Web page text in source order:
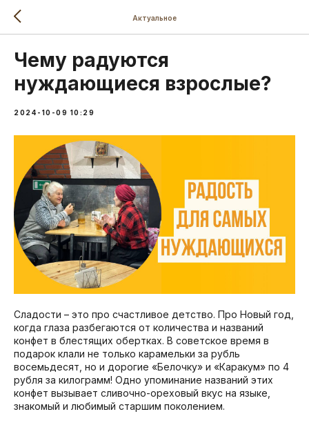
Актуальное
Чему радуются
нуждающиеся взрослые?
2024-10-09 10:29
Сладости – это про счастливое детство. Про Новый год,
когда глаза разбегаются от количества и названий
конфет в блестящих обертках. В советское время в
подарок клали не только карамельки за рубль
восемьдесят, но и дорогие «Белочку» и «Каракум» по 4
рубля за килограмм! Одно упоминание названий этих
конфет вызывает сливочно-ореховый вкус на языке,
знакомый и любимый старшим поколением.